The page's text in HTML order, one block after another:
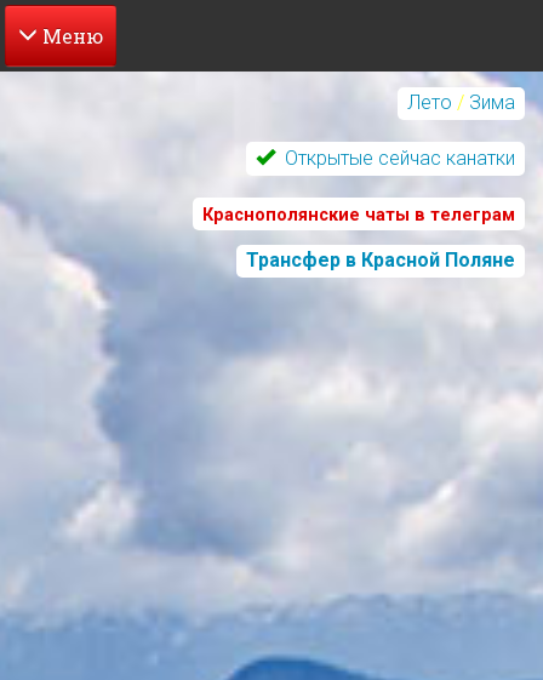
Перейти
содержанию
Лето / Зима
Открытые сейчас канатки
Краснополянские чаты в телеграм
Трансфер в Красной Поляне